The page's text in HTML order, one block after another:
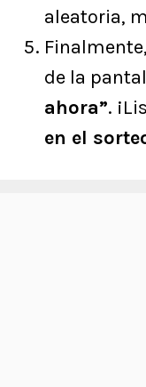
aleatoria,
de la
ahora”.
en el